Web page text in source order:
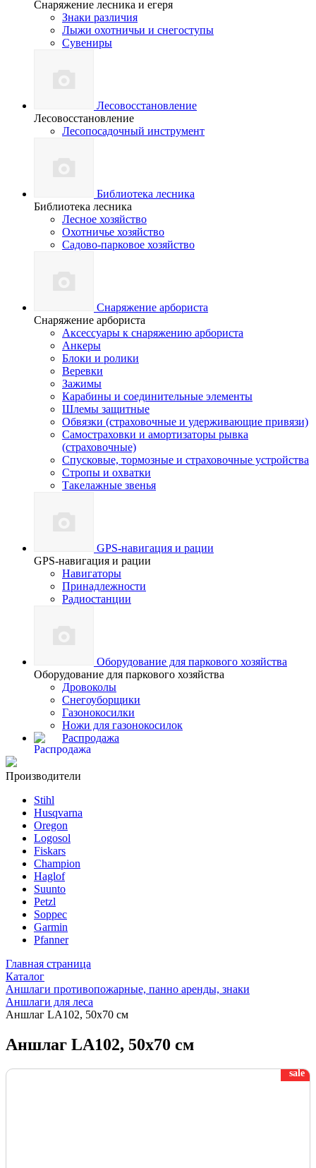
Снаряжение лесника и егеря
Знаки различия
Лыжи охотничьи и снегоступы
Сувениры
Лесовосстановление
Лесовосстановление
Лесопосадочный инструмент
Библиотека лесника
Библиотека лесника
Лесное хозяйство
Охотничье хозяйство
Садово-парковое хозяйство
Снаряжение арбориста
Снаряжение арбориста
Аксессуары к снаряжению арбориста
Анкеры
Блоки и ролики
Веревки
Зажимы
Карабины и соединительные элементы
Шлемы защитные
Обвязки (страховочные и удерживающие привязи)
Самостраховки и амортизаторы рывка
(страховочные)
Спусковые, тормозные и страховочные устройства
Стропы и охватки
Такелажные звенья
GPS-навигация и рации
GPS-навигация и рации
Навигаторы
Принадлежности
Радиостанции
Оборудование для паркового хозяйства
Оборудование для паркового хозяйства
Дровоколы
Снегоуборщики
Газонокосилки
Ножи для газонокосилок
Распродажа
Производители
Stihl
Husqvarna
Oregon
Logosol
Fiskars
Champion
Haglof
Suunto
Petzl
Soppec
Garmin
Pfanner
Главная страница
Каталог
Аншлаги противопожарные, панно аренды, знаки
Аншлаги для леса
Аншлаг LA102, 50х70 см
Аншлаг LA102, 50х70 см
sale